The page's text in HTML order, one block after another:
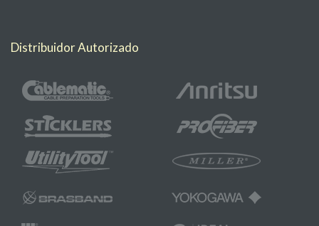
Distribuidor Autorizado